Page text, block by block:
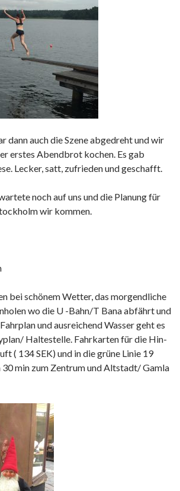
dann auch die Szene abgedreht und wir
erstes Abendbrot kochen. Es gab
Lecker, satt, zufrieden und geschafft.
noch auf uns und die Planung für
wir kommen.
bei schönem Wetter, das morgendliche
wo die U -Bahn/T Bana abfährt und
und ausreichend Wasser geht es
Haltestelle. Fahrkarten für die Hin-
( 134 SEK) und in die grüne Linie 19
30 min zum Zentrum und Altstadt/ Gamla